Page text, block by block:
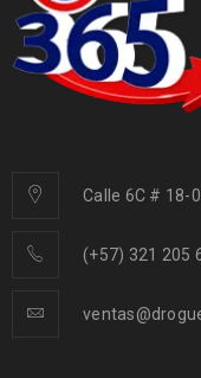
Calle 6C # 18-
(+57) 321 205